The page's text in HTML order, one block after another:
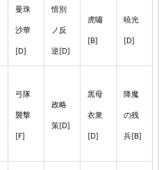
曼珠
沙華
[D]
惜別
ノ反
逆[D]
虎嘯
[B]
暁光
[D]
弓隊
襲撃
[F]
政略
策[D]
黒母
衣衆
[D]
降魔
の残
兵[B]